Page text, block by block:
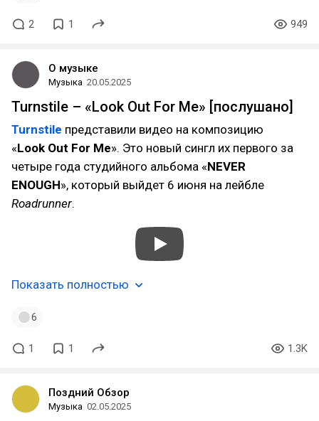
2 1 949
О музыке
Музыка 20.05.2025
Turnstile – «Look Out For Me» [послушано]
Turnstile представили видео на композицию
«Look Out For Me». Это новый сингл их первого за
четыре года студийного альбома «NEVER
ENOUGH», который выйдет 6 июня на лейбле
Roadrunner.
Показать полностью
6
1 1 1.3K
Поздний Обзор
Музыка 02.05.2025